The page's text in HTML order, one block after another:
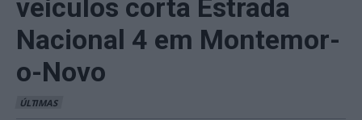
veículos corta Estrada
Nacional 4 em Montemor-
o-Novo
ÚLTIMAS